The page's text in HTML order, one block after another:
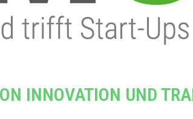
INNOVATION UND